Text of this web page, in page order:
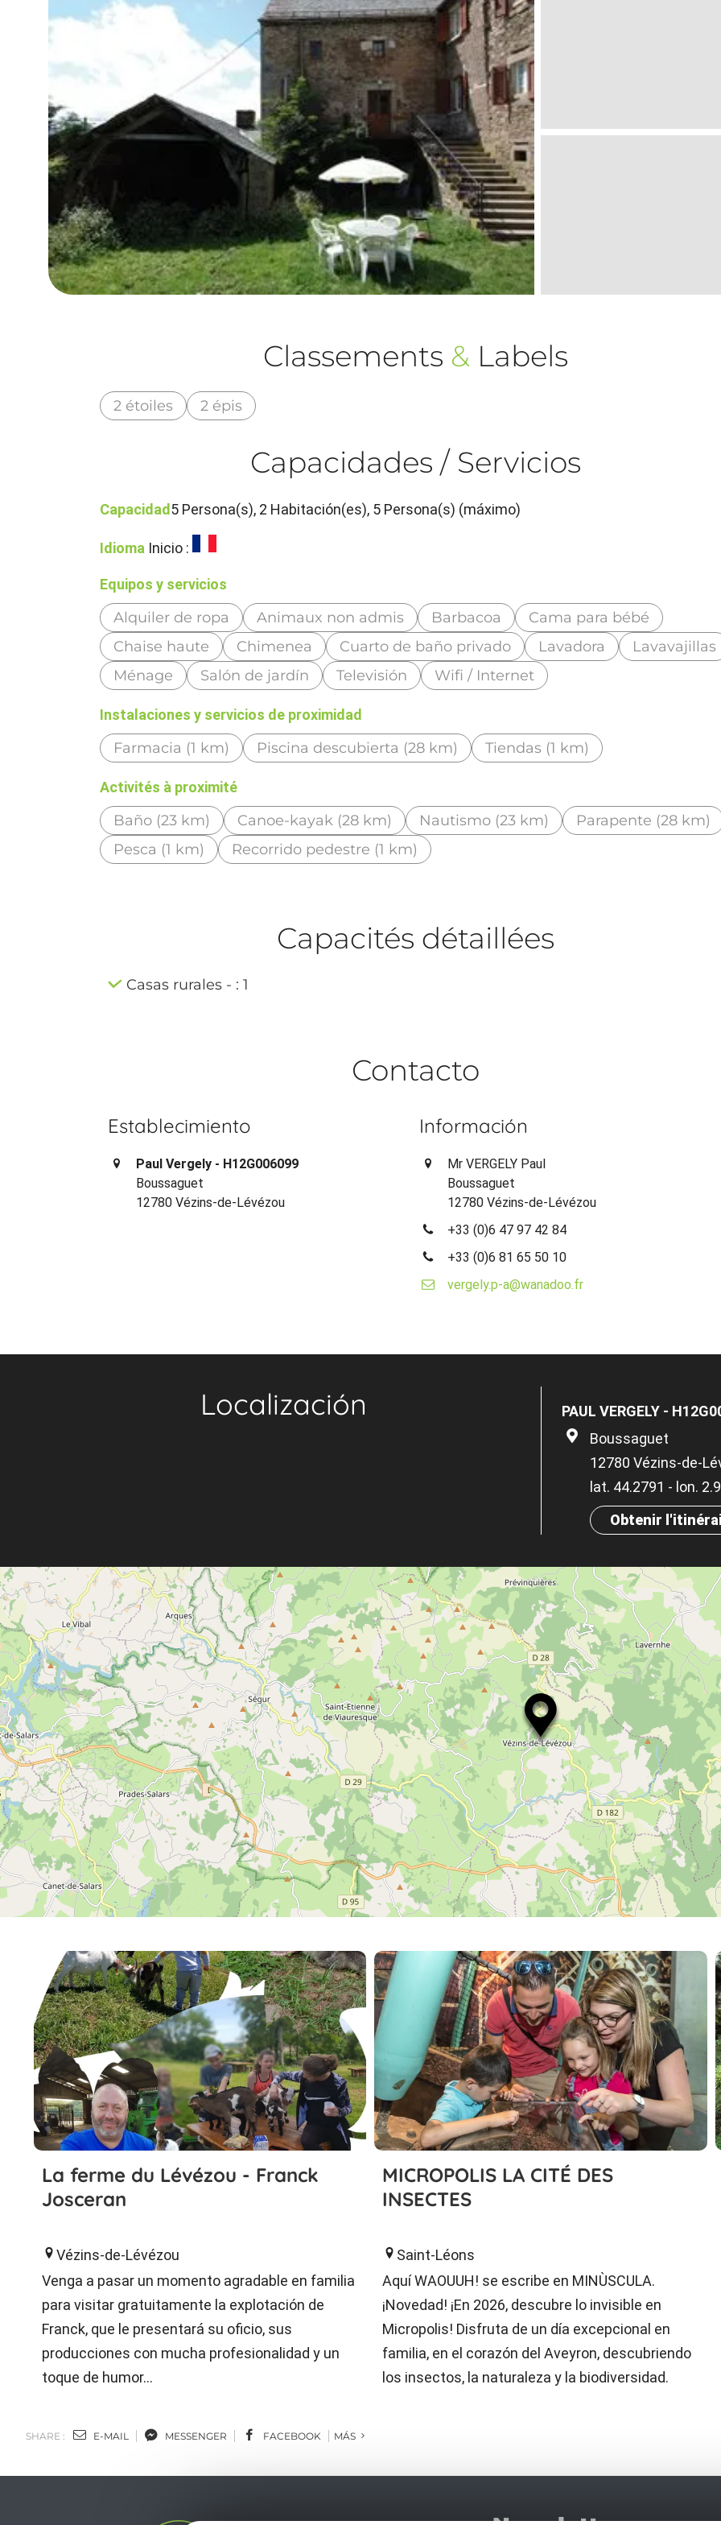
Classements & Labels
2 étoiles 2 épis
Capacidades / Servicios
Capacidad5 Persona(s), 2 Habitación(es), 5 Persona(s) (máximo)
Idioma Inicio :
Equipos y servicios
Alquiler de ropa Animaux non admis Barbacoa
Cama para bébé
Chaise haute
Chimenea Cuarto de baño privado Lavadora
Lavavajillas
Ménage
Salón de jardín Televisión Wifi / Internet
Instalaciones y servicios de proximidad
Farmacia (1 km) Piscina descubierta (28 km) Tiendas (1 km)
Activités à proximité
Baño (23 km) Canoe-kayak (28 km) Nautismo (23 km)
Parapente (28 km)
Pesca (1 km)
Recorrido pedestre (1 km)
Capacités détaillées
Casas rurales - : 1
Contacto
Establecimiento
Paul Vergely - H12G006099
Boussaguet
12780 Vézins-de-Lévézou
Información
Mr VERGELY Paul
Boussaguet
12780 Vézins-de-Lévézou
+33 (0)6 47 97 42 84
+33 (0)6 81 65 50 10
vergely.p-a@wanadoo.fr
Localización
PAUL VERGELY -
Boussaguet
12780 Vézins-de-
lat. 44.2791 - lon.
Obtenir
La ferme du Lévézou - Franck
Josceran
Vézins-de-Lévézou
Venga a pasar un momento agradable en familia
para visitar gratuitamente la explotación de
Franck, que le presentará su oficio, sus
producciones con mucha profesionalidad y un
toque de humor...
MICROPOLIS LA CITÉ DES
INSECTES
Saint-Léons
Aquí WAOUUH! se escribe en MINÙSCULA.
¡Novedad! ¡En 2026, descubre lo invisible en
Micropolis! Disfruta de un día excepcional en
familia, en el corazón del Aveyron, descubriendo
los insectos, la naturaleza y la biodiversidad.
SHARE : E-MAIL MESSENGER FACEBOOK MÁS